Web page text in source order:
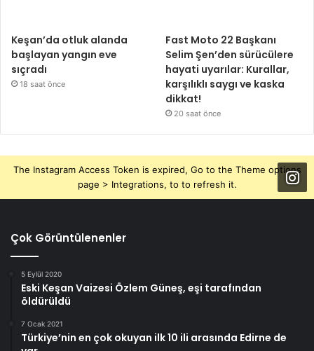
Keşan’da otluk alanda
başlayan yangın eve
sıçradı
18 saat önce
Fast Moto 22 Başkanı
Selim Şen’den sürücülere
hayati uyarılar: Kurallar,
karşılıklı saygı ve kaska
dikkat!
20 saat önce
The Instagram Access Token is expired, Go to the Theme options
page > Integrations, to to refresh it.
Çok Görüntülenenler
5 Eylül 2020
Eski Keşan Vaizesi Özlem Güneş, eşi tarafından
öldürüldü
7 Ocak 2021
Türkiye’nin en çok okuyan ilk 10 ili arasında Edirne de